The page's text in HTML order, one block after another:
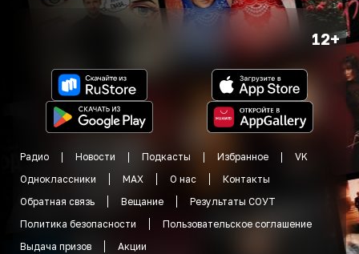
12+
Радио Новости Подкасты Избранное
VK
Одноклассники
MAX О нас
Контакты
Обратная связь
Вещание
Результаты СОУТ
Политика безопасности
Пользовательское соглашение
Выдача призов
Акции